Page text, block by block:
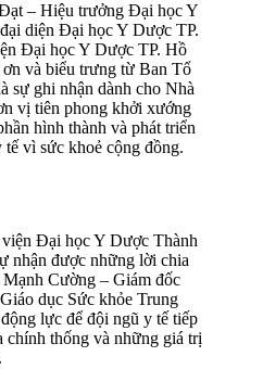
– Hiệu trưởng Đại học Y
diện Đại học Y Dược TP.
Đại học Y Dược TP. Hồ
và biểu trưng từ Ban Tổ
sự ghi nhận dành cho Nhà
vị tiên phong khởi xướng
hình thành và phát triển
vì sức khoẻ cộng đồng.
Đại học Y Dược Thành
nhận được những lời chia
Cường – Giám đốc
dục Sức khỏe Trung
lực để đội ngũ y tế tiếp
chính thống và những giá trị